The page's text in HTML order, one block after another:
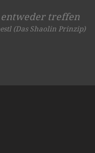
entweder treffen
(Das Shaolin Prinzip)